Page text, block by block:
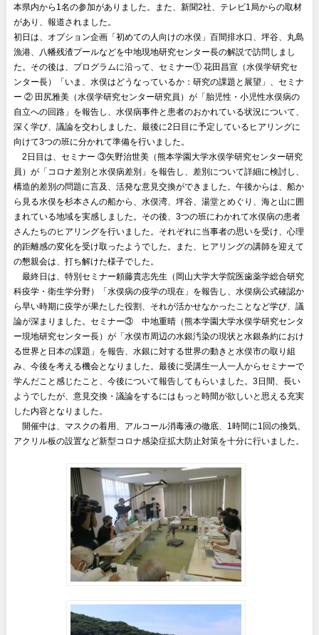
本県内から1名の参加がありました。また、新聞2社、テレビ1局からの取材
があり、報道されました。
初日は、オプション企画「初めての人向けの水俣」百間排水口、坪谷、丸島
漁港、八幡残渣プールなどを中地現地研究センター長の解説で訪問しまし
た。その後は、プログラムに沿って、セミナー① 花田昌宣（水俣学研究セ
ンター長）「いま、水俣はどうなっているか：研究の課題と展望」、セミナ
ー ② 田尻雅美（水俣学研究センター研究員）が「胎児性・小児性水俣病の
自立への回路」を報告し、水俣病事件と患者のおかれている状況について、
深く学び、議論を交わしました。最後に2日目に予定しているヒアリングに
向けて3つの班に分かれて準備を行いました。
2日目は、セミナー ③矢野治世美（熊本学園大学水俣学研究センター研究
員）が「コロナ差別と水俣病差別」を報告し、差別について詳細に検討し、
構造的差別の問題に言及、活発な意見交換ができました。午後からは、船か
ら見る水俣を杉本さんの船から、水俣湾、坪谷、湯堂とめぐり、海と山に囲
まれている地域を実感しました。その後、3つの班にわかれて水俣病の患者
さんたちのヒアリングを行いました。それぞれに当事者の思いを受け、心理
的距離感の変化を受け取ったようでした。また、ヒアリングの講師を迎えて
の懇親会は、打ち解けた様子でした。
最終日は、特別セミナー頼藤貴志先生（岡山大学大学院医歯薬学総合研究
科疫学・衛生学分野）「水俣病の疫学の現在」を報告し、水俣病公式確認か
ら早い時期に疫学が果たした役割、それが活かせなかったことなど学び、議
論が深まりました。セミナー③ 中地重晴（熊本学園大学水俣学研究センタ
ー現地研究センター長）が「水俣市周辺の水銀汚染の現状と水銀条約におけ
る世界と日本の課題」を報告、水銀に対する世界の動きと水俣市の取り組
み、今後を考える機会となりました。最後に受講生一人一人からセミナーで
学んだこと感じたこと、今後について報告してもらいました。3日間、長い
ようでしたが、意見交換・議論をするにはもっと時間が欲しいと思える充実
した内容となりました。
開催中は、マスクの着用、アルコール消毒液の徹底、1時間に1回の換気、
アクリル板の設置など新型コロナ感染症拡大防止対策を十分に行いました。